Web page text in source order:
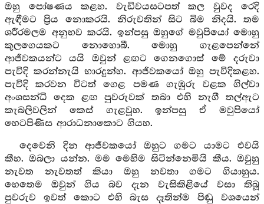
ඔහු පෝෂණය කළහ. වැඩිවයසටපත් කල වුවද රෙදි
ඇඳීමට ප්‍රිය නොකරයි. නිරුවතින් සිට බිම නිදයි. තම
ශරීරමලම අනුභව කරයි. ඉන්පසු ඔහුගේ මවුපියෝ මොහු
කුලගෙයකට නොහොබී. මොහු ගැළපෙන්නේ
ආජීවකයන්ට යයි ඔවුන් ළඟට ගෙනගොස් මේ දරුවා
පැවිදි කරන්නැයි භාරදුන්හ. ආජීවකයෝ ඔහු පැවිදිකළහ.
පැවිදි කරවන විටත් ගෙළ පමණ ගැඹුරු වළක ගිල්වා
අංශසන්ධි දෙක ළඟ පුවරුවක් තබා එහි නැගී තල්ඇට
කැබලිවලින් කෙස් ගැළවූහ. ඉන්පසු ඒ මවුපියෝ
හෙටපිණිස ආරාධනාකොට ගියහ.
දෙවෙනි දින ආජීවකයෝ ඔහුට ගමට යාමට එවයි
කීහ. ඔබලා යන්න. මම මෙහිම සිටින්නෙමියි කීය. ඔවුහු
නැවත නැවතත් කියා ඔහු නවතා ගමට ගියාහුය.
හෙතෙම ඔවුන් ගිය බව දැන වැසිකිළියේ වසා තිබූ
පුවරුව ඉවත් කොට එහි බැස දෑතින්ම පිඬු වශයෙන්